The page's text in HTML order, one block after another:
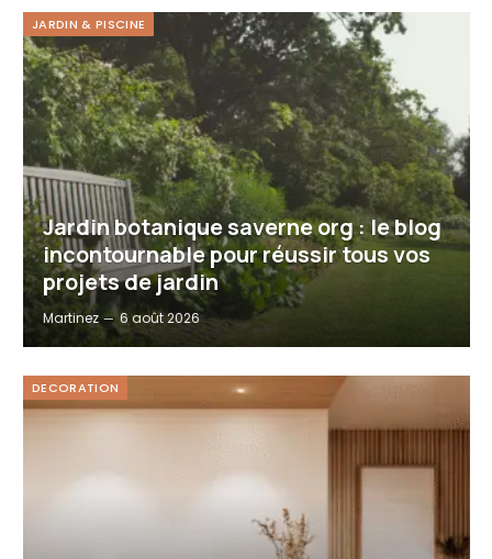
JARDIN & PISCINE
Jardin botanique saverne org : le blog
incontournable pour réussir tous vos
projets de jardin
Martinez 6 août 2026
DECORATION